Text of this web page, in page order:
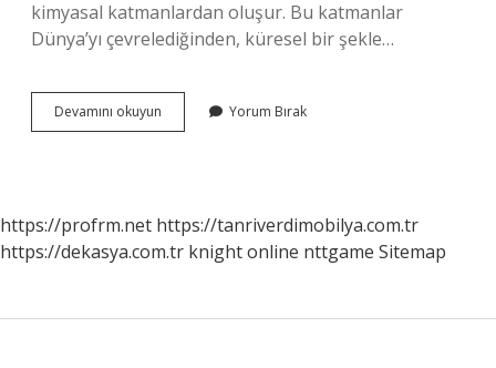
kimyasal katmanlardan oluşur. Bu katmanlar
Dünya’yı çevrelediğinden, küresel bir şekle…
Devamını okuyun
Nedir
Yorum Bırak
https://profrm.net https://tanriverdimobilya.com.tr
https://dekasya.com.tr knight online nttgame Sitemap